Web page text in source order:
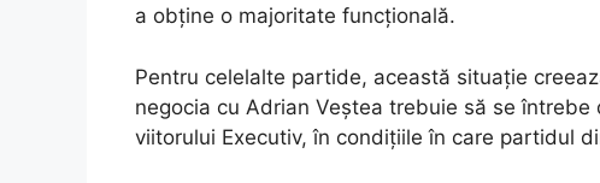
a obține o majoritate funcțională.
Pentru celelalte partide, această situație
negocia cu Adrian Veștea trebuie să se
viitorului Executiv, în condițiile în care partidul